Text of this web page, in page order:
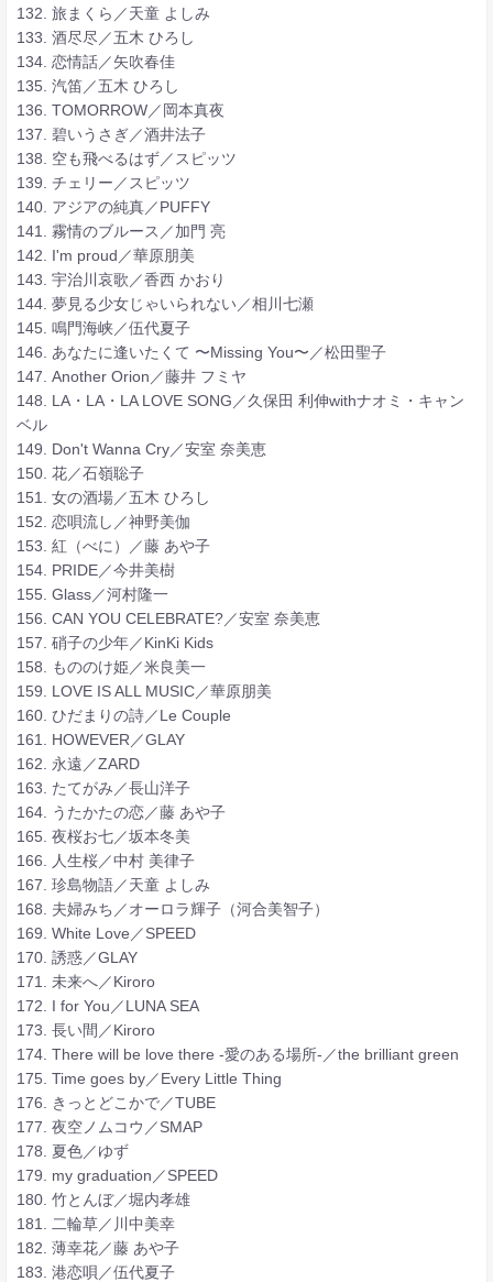
132. 旅まくら／天童 よしみ
133. 酒尽尽／五木 ひろし
134. 恋情話／矢吹春佳
135. 汽笛／五木 ひろし
136. TOMORROW／岡本真夜
137. 碧いうさぎ／酒井法子
138. 空も飛べるはず／スピッツ
139. チェリー／スピッツ
140. アジアの純真／PUFFY
141. 霧情のブルース／加門 亮
142. I'm proud／華原朋美
143. 宇治川哀歌／香西 かおり
144. 夢見る少女じゃいられない／相川七瀬
145. 鳴門海峡／伍代夏子
146. あなたに逢いたくて 〜Missing You〜／松田聖子
147. Another Orion／藤井 フミヤ
148. LA・LA・LA LOVE SONG／久保田 利伸withナオミ・キャン
ベル
149. Don't Wanna Cry／安室 奈美恵
150. 花／石嶺聡子
151. 女の酒場／五木 ひろし
152. 恋唄流し／神野美伽
153. 紅（べに）／藤 あや子
154. PRIDE／今井美樹
155. Glass／河村隆一
156. CAN YOU CELEBRATE?／安室 奈美恵
157. 硝子の少年／KinKi Kids
158. もののけ姫／米良美一
159. LOVE IS ALL MUSIC／華原朋美
160. ひだまりの詩／Le Couple
161. HOWEVER／GLAY
162. 永遠／ZARD
163. たてがみ／長山洋子
164. うたかたの恋／藤 あや子
165. 夜桜お七／坂本冬美
166. 人生桜／中村 美律子
167. 珍島物語／天童 よしみ
168. 夫婦みち／オーロラ輝子（河合美智子）
169. White Love／SPEED
170. 誘惑／GLAY
171. 未来へ／Kiroro
172. I for You／LUNA SEA
173. 長い間／Kiroro
174. There will be love there -愛のある場所-／the brilliant green
175. Time goes by／Every Little Thing
176. きっとどこかで／TUBE
177. 夜空ノムコウ／SMAP
178. 夏色／ゆず
179. my graduation／SPEED
180. 竹とんぼ／堀内孝雄
181. 二輪草／川中美幸
182. 薄幸花／藤 あや子
183. 港恋唄／伍代夏子